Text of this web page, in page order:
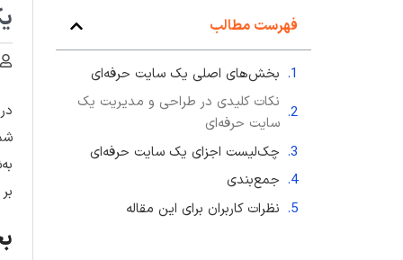
فهرست مطالب
بخش‌های اصلی یک سایت حرفه‌ای
نکات کلیدی در طراحی و مدیریت یک
سایت حرفه‌ای
چک‌لیست اجزای یک سایت حرفه‌ای
جمع‌بندی
نظرات کاربران برای این مقاله